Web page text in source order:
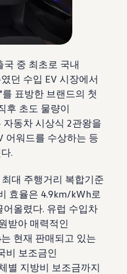
중 최초로 국내
던 수입 EV 시장에서
표방한 브랜드의 첫
후 초도 물량이
동차 시상식 2관왕을
어워드를 수상하는 등
.
대 주행거리 복합기준
효율은 4.9km/kWh로
올렸다. 유럽 수입차
받아 매력적인
현재 판매되고 있는
비 보조금인
별 지방비 보조금까지